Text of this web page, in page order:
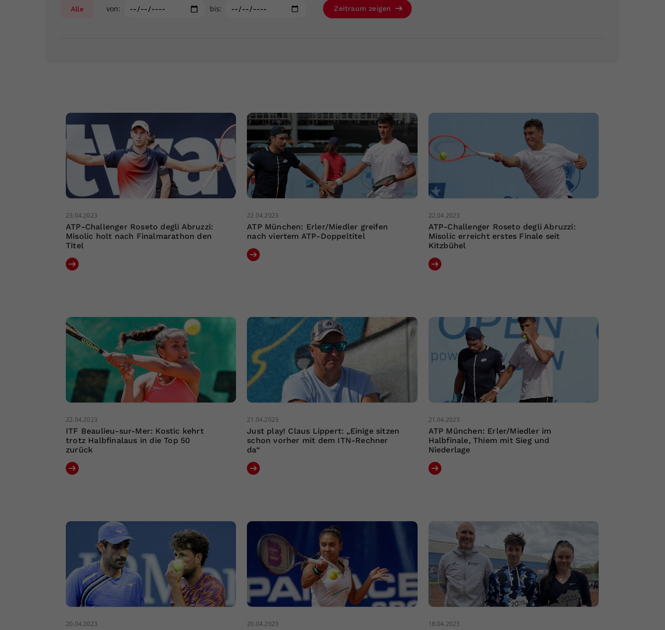
Alle von: bis: Zeitraum zeigen
23.04.2023
ATP-Challenger Roseto degli Abruzzi:
Misolic holt nach Finalmarathon den
Titel
22.04.2023
ATP München: Erler/Miedler greifen
nach viertem ATP-Doppeltitel
22.04.2023
ATP-Challenger Roseto degli Abruzzi:
Misolic erreicht erstes Finale seit
Kitzbühel
22.04.2023
ITF Beaulieu-sur-Mer: Kostic kehrt
trotz Halbfinalaus in die Top 50
zurück
21.04.2023
Just play! Claus Lippert: „Einige sitzen
schon vorher mit dem ITN-Rechner
da“
21.04.2023
ATP München: Erler/Miedler im
Halbfinale, Thiem mit Sieg und
Niederlage
20.04.2023 20.04.2023 18.04.2023
Ihrer vorgenommen Einstellungen, falls der